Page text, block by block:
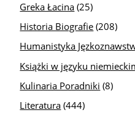
Greka Łacina (25)
Historia Biografie (208)
Humanistyka
Książki w języku
Kulinaria Poradniki (8)
Literatura (444)